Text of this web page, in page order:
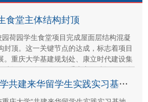
食堂主体结构封顶
荷园学生食堂项目完成屋面层结构混凝
封顶。这一关键节点的达成，标志着项目
。重庆大学基建规划处、康立时代建设集
建设集团有限公司、重庆方郡建设工程咨
代表现场参与封顶仪式。
中国汽研-重庆大学共建来华留学生实践实习基地签约暨揭牌活动举行